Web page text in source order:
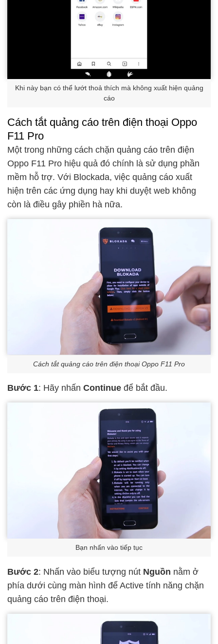
Khi này bạn có thể lướt thoả thích mà không xuất hiện quảng
cáo
Cách tắt quảng cáo trên điện thoại Oppo
F11 Pro
Một trong những cách chặn quảng cáo trên điện
Oppo F11 Pro hiệu quả đó chính là sử dụng phần
mềm hỗ trợ. Với Blockada, việc quảng cáo xuất
hiện trên các ứng dụng hay khi duyệt web không
còn là điều gây phiền hà nữa.
Cách tắt quảng cáo trên điện thoại Oppo F11 Pro
Bước 1: Hãy nhấn Continue để bắt đầu.
Bạn nhấn vào tiếp tục
Bước 2: Nhấn vào biểu tượng nút Nguồn nằm ở
phía dưới cùng màn hình để Active tính năng chặn
quảng cáo trên điện thoại.